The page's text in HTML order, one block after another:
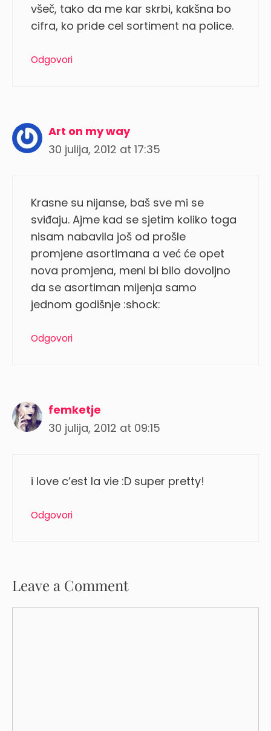
všeč, tako da me kar skrbi, kakšna bo
cifra, ko pride cel sortiment na police.
Odgovori
Art on my way
30 julija, 2012 at 17:35
Krasne su nijanse, baš sve mi se
sviđaju. Ajme kad se sjetim koliko toga
nisam nabavila još od prošle
promjene asortimana a već će opet
nova promjena, meni bi bilo dovoljno
da se asortiman mijenja samo
jednom godišnje :shock:
Odgovori
femketje
30 julija, 2012 at 09:15
i love c’est la vie :D super pretty!
Odgovori
Leave a Comment